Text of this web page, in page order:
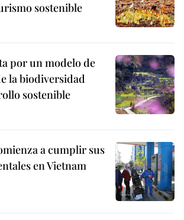
sostenible
por un modelo de
la biodiversidad
sostenible
a cumplir sus
en Vietnam